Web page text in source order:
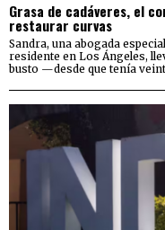
Grasa de cadáveres, el
restaurar curvas
Sandra, una abogada
residente en Los Ángeles,
busto —desde que tenía